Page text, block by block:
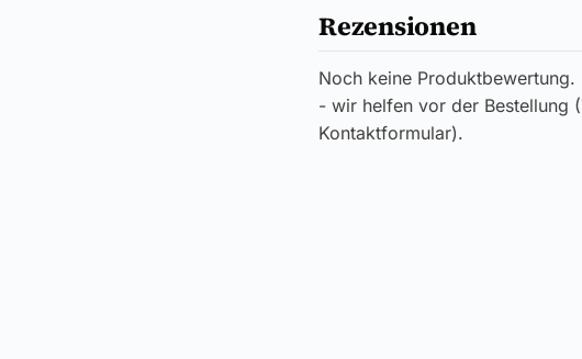
Rezensionen
Noch keine
- wir helfen vor der Bestellung
Kontaktformular).